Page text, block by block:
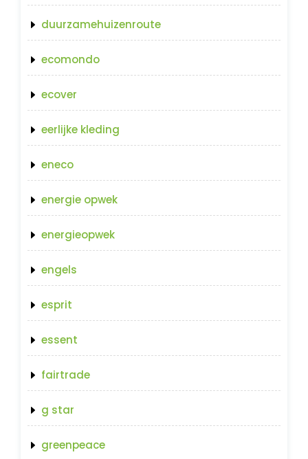
duurzamehuizenroute
ecomondo
ecover
eerlijke kleding
eneco
energie opwek
energieopwek
engels
esprit
essent
fairtrade
g star
greenpeace